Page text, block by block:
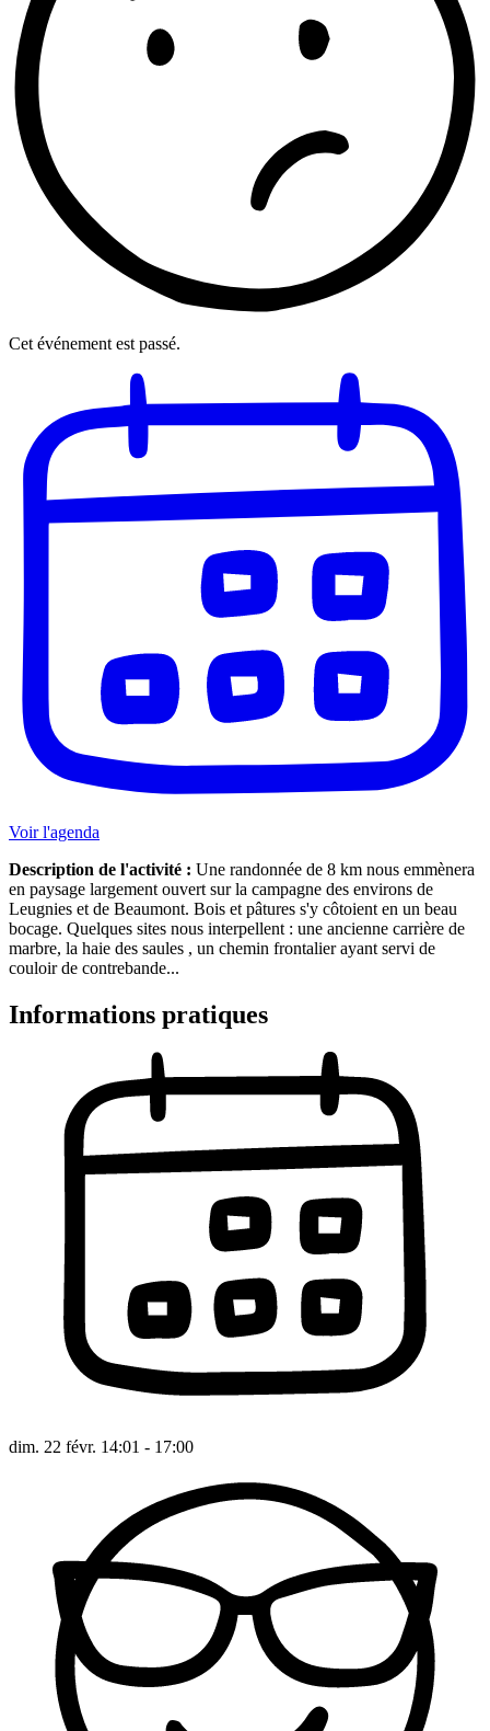
Cet événement est passé.
Voir l'agenda
Description de l'activité : Une randonnée de 8 km nous emmènera
en paysage largement ouvert sur la campagne des environs de
Leugnies et de Beaumont. Bois et pâtures s'y côtoient en un beau
bocage. Quelques sites nous interpellent : une ancienne carrière de
marbre, la haie des saules , un chemin frontalier ayant servi de
couloir de contrebande...
Informations pratiques
dim. 22 févr. 14:01 - 17:00